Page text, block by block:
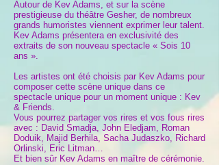
Autour de Kev Adams, et sur la scène
prestigieuse du théâtre Gesher, de nombreux
grands humoristes viennent exprimer leur talent.
Kev Adams présentera en exclusivité des
extraits de son nouveau spectacle « Sois 10
ans ».
Les artistes ont été choisis par Kev Adams pour
composer cette scène unique dans ce
spectacle unique pour un moment unique : Kev
& Friends.
Vous pourrez partager vos rires et vos fous rires
avec : David Smadja, John Eledjam, Roman
Doduik, Majid Berhila, Sacha Judaszko, Richard
Orlinski, Eric Litman…
Et bien sûr Kev Adams en maître de cérémonie.